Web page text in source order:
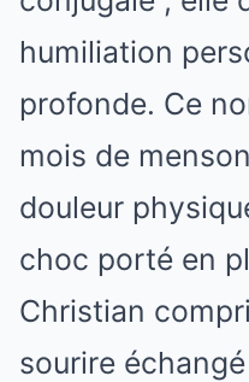
humiliation
profonde. Ce
mois de
douleur
choc porté en
Christian
sourire